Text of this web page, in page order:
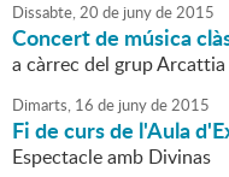
Dissabte,20 de junyde2015
Concert de música
a càrrec del grup Arcattia
Dimarts, 16 de junyde2015
Fi de curs de l'Aula
Espectacle amb Divinas